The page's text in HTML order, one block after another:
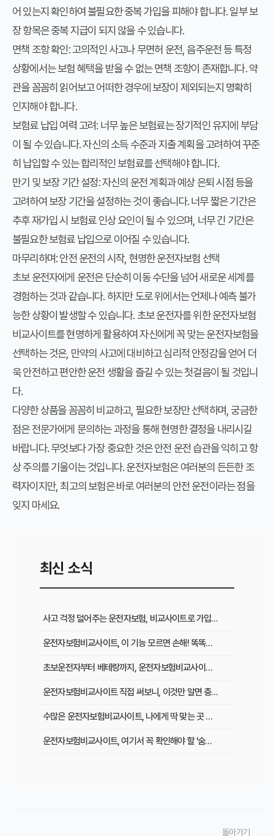
어 있는지 확인하여 불필요한 중복 가입을 피해야 합니다. 일부 보
장 항목은 중복 지급이 되지 않을 수 있습니다.
면책 조항 확인:고의적인 사고나 무면허 운전, 음주운전 등 특정
상황에서는 보험 혜택을 받을 수 없는 면책 조항이 존재합니다. 약
관을 꼼꼼히 읽어보고 어떠한 경우에 보장이 제외되는지 명확히
인지해야 합니다.
보험료 납입 여력 고려: 너무 높은 보험료는 장기적인 유지에 부담
이 될 수 있습니다. 자신의 소득 수준과 지출 계획을 고려하여 꾸준
히 납입할 수 있는 합리적인 보험료를 선택해야 합니다.
만기 및 보장 기간 설정:자신의 운전 계획과 예상 은퇴 시점 등을
고려하여 보장 기간을 설정하는 것이 좋습니다. 너무 짧은 기간은
추후 재가입 시 보험료 인상 요인이 될 수 있으며, 너무 긴 기간은
불필요한 보험료 납입으로 이어질 수 있습니다.
마무리하며: 안전 운전의 시작, 현명한 운전자보험 선택
초보 운전자에게 운전은 단순히 이동 수단을 넘어 새로운 세계를
경험하는 것과 같습니다. 하지만 도로 위에서는 언제나 예측 불가
능한 상황이 발생할 수 있습니다. 초보 운전자를 위한 운전자보험
비교사이트를 현명하게 활용하여 자신에게 꼭 맞는 운전자보험을
선택하는 것은, 만약의 사고에 대비하고 심리적 안정감을 얻어 더
욱 안전하고 편안한 운전 생활을 즐길 수 있는 첫걸음이 될 것입니
다.
다양한 상품을 꼼꼼히 비교하고, 필요한 보장만 선택하며, 궁금한
점은 전문가에게 문의하는 과정을 통해 현명한 결정을 내리시길
바랍니다. 무엇보다 가장 중요한 것은 안전 운전 습관을 익히고 항
상 주의를 기울이는 것입니다. 운전자보험은 여러분의 든든한 조
력자이지만, 최고의 보험은 바로 여러분의 안전 운전이라는 점을
잊지 마세요.
최신 소식
사고 걱정 덜어주는 운전자보험, 비교사이트로 가입 전 꼭 확인할 것들
운전자보험비교사이트, 이 기능 모르면 손해! 똑똑하게 활용하는 꿀팁
초보운전자부터 베테랑까지, 운전자보험비교사이트로 절약하는 필수 팁
운전자보험비교사이트 직접 써보니, 이것만 알면 충분! 실제 경험담
수많은 운전자보험비교사이트, 나에게 딱 맞는 곳 찾는 3단계 전략
운전자보험비교사이트, 여기서 꼭 확인해야 할 '숨은 꿀팁' 5가지
돌아가기